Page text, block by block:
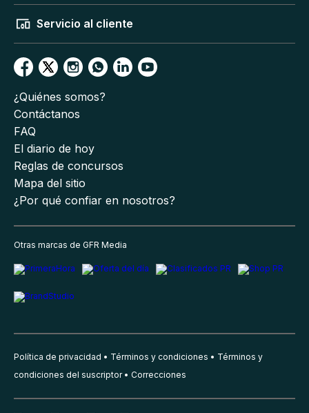
Servicio al cliente
¿Quiénes somos?
Contáctanos
FAQ
El diario de hoy
Reglas de concursos
Mapa del sitio
¿Por qué confiar en nosotros?
Otras marcas de GFR Media
Política de privacidad Términos y condiciones
Términos y
condiciones del suscriptor
Correcciones